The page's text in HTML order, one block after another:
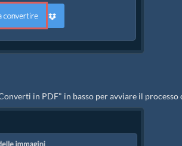
in PDF" in basso per avviare il processo